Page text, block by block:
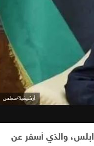
أرشيفية/مجلس
والذي أسفر عن